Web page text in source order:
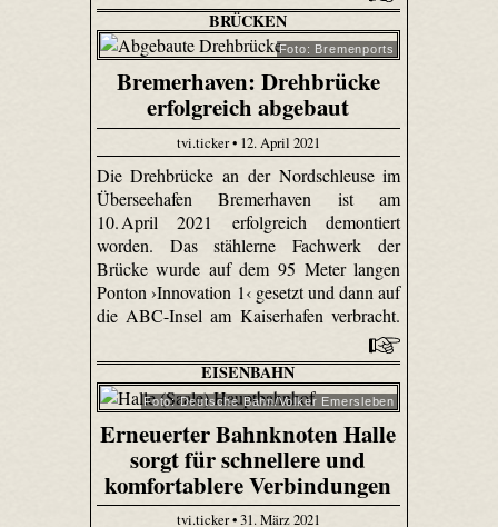
BRÜCKEN
Foto: Bremenports
Bremerhaven: Drehbrücke
erfolgreich abgebaut
tvi.ticker • 12. April 2021
Die Drehbrücke an der Nordschleuse im
Überseehafen Bremerhaven ist am
10. April 2021 erfolgreich demontiert
worden. Das stählerne Fachwerk der
Brücke wurde auf dem 95 Meter langen
Ponton ›Innovation 1‹ gesetzt und dann auf
die ABC-Insel am Kaiserhafen verbracht.
EISENBAHN
Foto: Deutsche Bahn/Volker Emersleben
Erneuerter Bahnknoten Halle
sorgt für schnellere und
komfortablere Verbindungen
tvi.ticker • 31. März 2021